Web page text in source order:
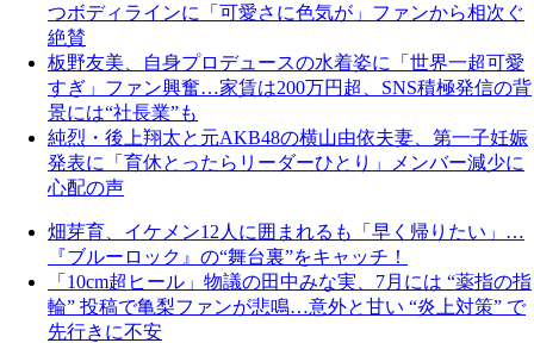
つボディラインに「可愛さに色気が」ファンから相次ぐ
絶賛
板野友美、自身プロデュースの水着姿に「世界一超可愛
すぎ」ファン興奮…家賃は200万円超、SNS積極発信の背
景には“社長業”も
純烈・後上翔太と元AKB48の横山由依夫妻、第一子妊娠
発表に「育休とったらリーダーひとり」メンバー減少に
心配の声
畑芽育、イケメン12人に囲まれるも「早く帰りたい」…
『ブルーロック』の“舞台裏”をキャッチ！
「10cm超ヒール」物議の田中みな実、7月には “薬指の指
輪” 投稿で亀梨ファンが悲鳴…意外と甘い “炎上対策” で
先行きに不安